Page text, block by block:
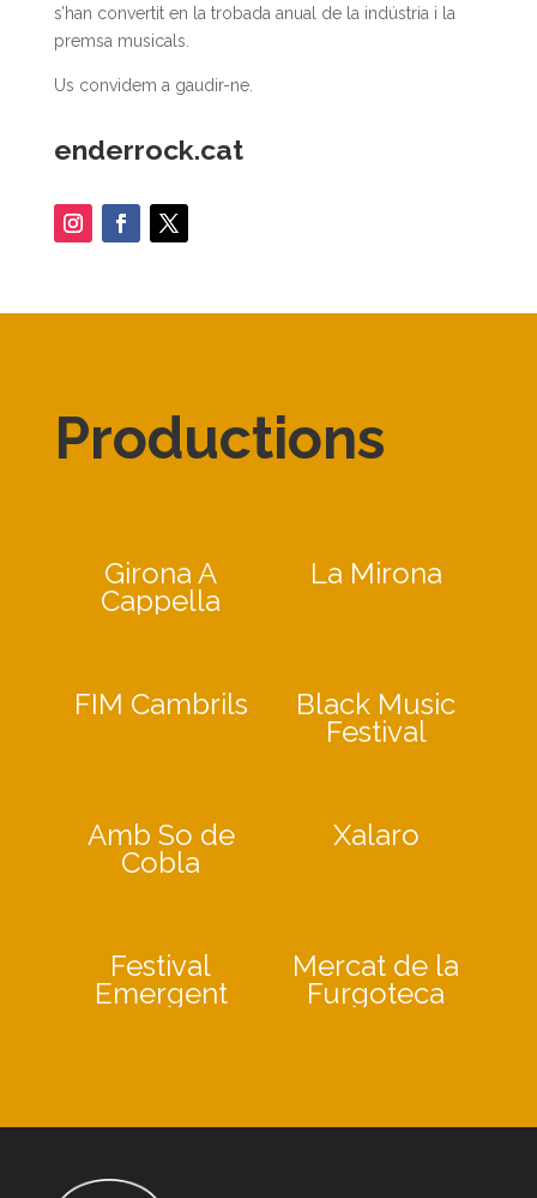
s’han convertit en la trobada anual de la indústria i la
premsa musicals.
Us convidem a gaudir-ne.
enderrock.cat
Productions
Girona A
Cappella
La Mirona
FIM Cambrils Black Music
Festival
Amb So de
Cobla
Xalaro
Festival
Emergent
Mercat de la
Furgoteca